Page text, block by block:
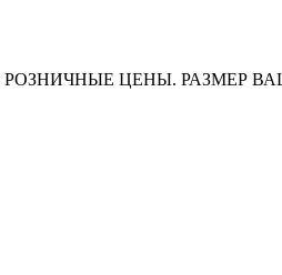
ЦЕНЫ. РАЗМЕР